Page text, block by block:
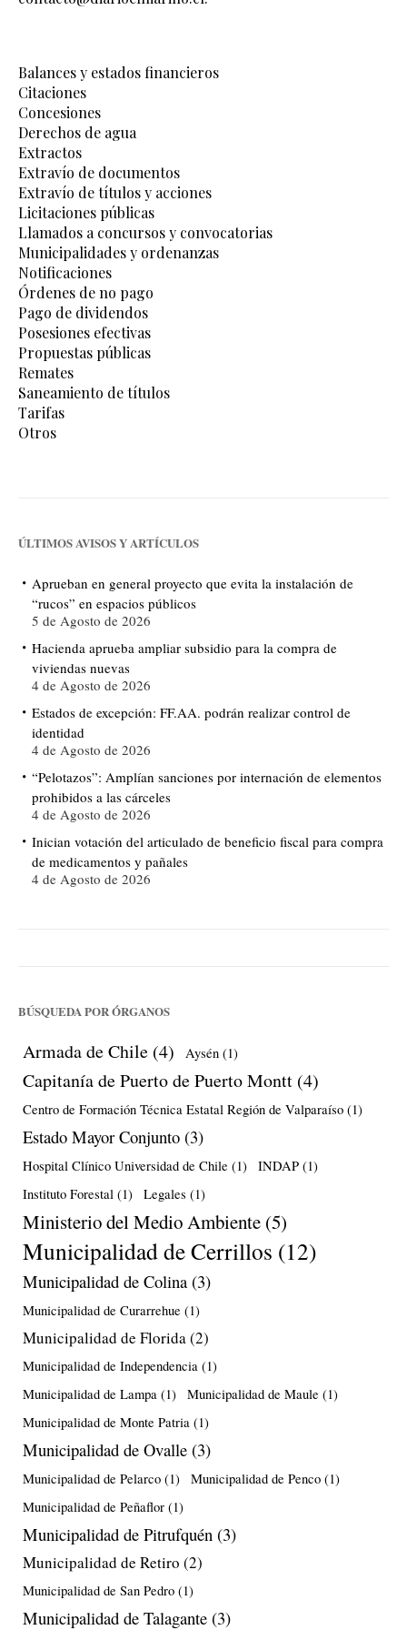
Balances y estados financieros
Citaciones
Concesiones
Derechos de agua
Extractos
Extravío de documentos
Extravío de títulos y acciones
Licitaciones públicas
Llamados a concursos y convocatorias
Municipalidades y ordenanzas
Notificaciones
Órdenes de no pago
Pago de dividendos
Posesiones efectivas
Propuestas públicas
Remates
Saneamiento de títulos
Tarifas
Otros
ÚLTIMOS AVISOS Y ARTÍCULOS
Aprueban en general proyecto que evita la instalación de
“rucos” en espacios públicos
5 de Agosto de 2026
Hacienda aprueba ampliar subsidio para la compra de
viviendas nuevas
4 de Agosto de 2026
Estados de excepción: FF.AA. podrán realizar control de
identidad
4 de Agosto de 2026
“Pelotazos”: Amplían sanciones por internación de elementos
prohibidos a las cárceles
4 de Agosto de 2026
Inician votación del articulado de beneficio fiscal para compra
de medicamentos y pañales
4 de Agosto de 2026
BÚSQUEDA POR ÓRGANOS
Armada de Chile (4) Aysén (1)
Capitanía de Puerto de Puerto Montt (4)
Centro de Formación Técnica Estatal Región de Valparaíso (1)
Estado Mayor Conjunto (3)
Hospital Clínico Universidad de Chile (1) INDAP (1)
Instituto Forestal (1) Legales (1)
Ministerio del Medio Ambiente (5)
Municipalidad de Cerrillos (12)
Municipalidad de Colina (3)
Municipalidad de Curarrehue (1)
Municipalidad de Florida(2)
Municipalidad de Independencia (1)
Municipalidad de Lampa (1) Municipalidad de Maule (1)
Municipalidad de Monte Patria (1)
Municipalidad de Ovalle (3)
Municipalidad de Pelarco (1) Municipalidad de Penco (1)
Municipalidad de Peñaflor (1)
Municipalidad de Pitrufquén (3)
Municipalidad de Retiro (2)
Municipalidad de San Pedro (1)
Municipalidad de Talagante (3)